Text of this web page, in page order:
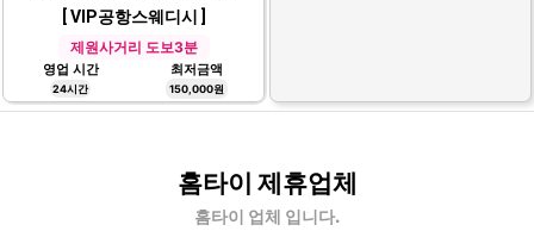
[ VIP공항스웨디시 ]
제원사거리 도보3분
영업 시간
24시간
최저금액
150,000원
홈타이 제휴업체
홈타이 업체 입니다.